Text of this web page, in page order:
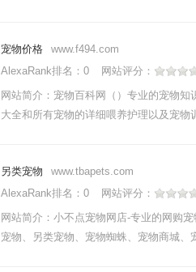
宠物价格
www.f494.com
AlexaRank排名： 0 网站评分：
网站简介：宠物百科网（）专业的宠物
大全和所有宠物的详细喂养护理以及宠
另类宠物
www.tbapets.com
AlexaRank排名： 0 网站评分：
网站简介：小不点宠物网店-专业的网购
宠物、另类宠物、宠物蜘蛛、宠物商城